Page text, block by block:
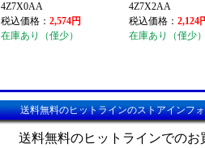
4Z7X0AA
税込価格： 2,574円
在庫あり（僅少）
4Z7X2AA
税込価格：2,124
在庫あり（僅少
送料無料のヒットラインのストアインフ
送料無料のヒットラインでの